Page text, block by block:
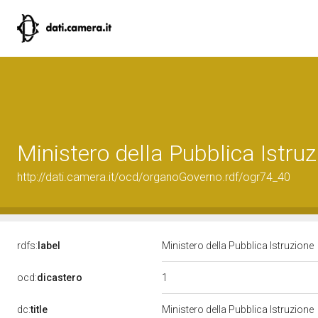
Ministero della Pubblica
http://dati.camera.it/ocd/organoGoverno.rdf/ogr74_40
rdfs: label Ministero della Pubblica Istruzione
ocd:dicastero 1
dc:title Ministero della Pubblica Istruzione